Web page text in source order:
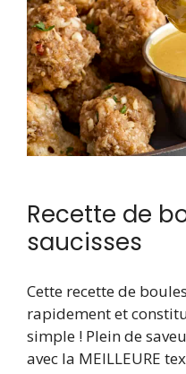
Recette de
saucisses
Cette recette de
rapidement et
simple ! Plein de
avec la MEILLEURE